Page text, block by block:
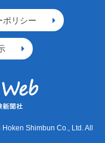
ポリシー
Shimbun Co., Ltd. All